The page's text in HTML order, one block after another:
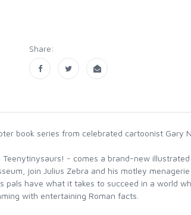
Share:
book series from celebrated cartoonist Gary
- comes a brand-new
join Julius Zebra and his motley
have what it takes to succeed in a world
with entertaining Roman facts.